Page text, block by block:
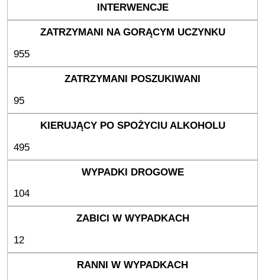
955
95
495
104
12